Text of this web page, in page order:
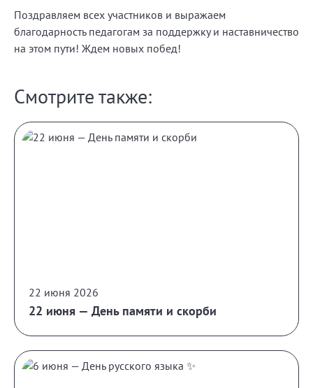
Поздравляем всех участников и выражаем
благодарность педагогам за поддержку и наставничество
на этом пути! Ждем новых побед!
Смотрите также:
22 июня 2026
22 июня — День памяти и скорби